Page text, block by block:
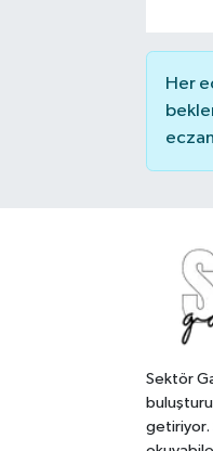
Her
Sektör
getiriyor.